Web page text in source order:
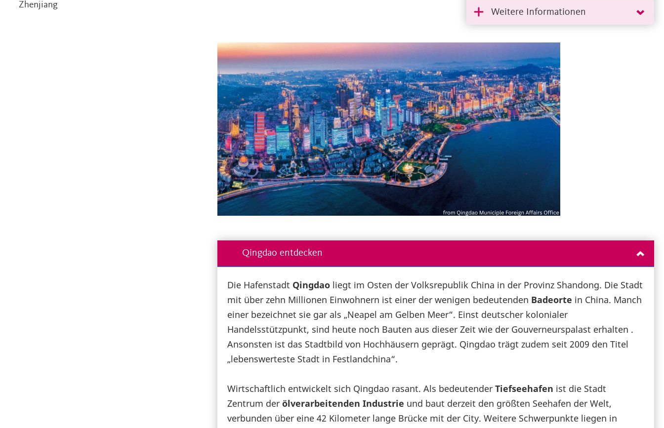
Zhenjiang
Weitere Informationen
Qingdao entdecken
Die Hafenstadt Qingdao liegt im Osten der Volksrepublik China in der Provinz Shandong. Die Stadt
mit über zehn Millionen Einwohnern ist einer der wenigen bedeutenden Badeorte in China. Manch
einer bezeichnet sie gar als „Neapel am Gelben Meer“. Einst deutscher kolonialer
Handelsstützpunkt, sind heute noch Bauten aus dieser Zeit wie der Gouverneurspalast erhalten .
Ansonsten ist das Stadtbild von Hochhäusern geprägt. Qingdao trägt zudem seit 2009 den Titel
„lebenswerteste Stadt in Festlandchina“.
Wirtschaftlich entwickelt sich Qingdao rasant. Als bedeutender Tiefseehafen ist die Stadt
Zentrum der ölverarbeitenden Industrie und baut derzeit den größten Seehafen der Welt,
verbunden über eine 42 Kilometer lange Brücke mit der City. Weitere Schwerpunkte liegen in